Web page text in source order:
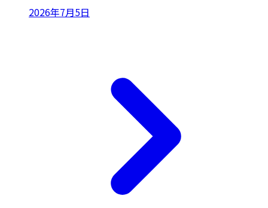
2026年7月5日